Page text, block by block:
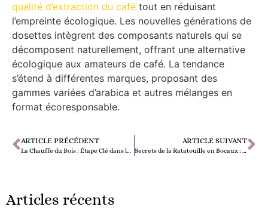
qualité d’extraction du café tout en réduisant
l’empreinte écologique. Les nouvelles générations de
dosettes intègrent des composants naturels qui se
décomposent naturellement, offrant une alternative
écologique aux amateurs de café. La tendance
s’étend à différentes marques, proposant des
gammes variées d’arabica et autres mélanges en
format écoresponsable.
ARTICLE PRÉCÉDENT
La Chauffe du Bois : Étape Clé dans la Fabrication d’un Tonneau pour le Vin
ARTICLE SUIVANT
Secrets de la Ratatouille en Bocaux : Guide Ultime pour une Conservation Parfaite
Articles récents